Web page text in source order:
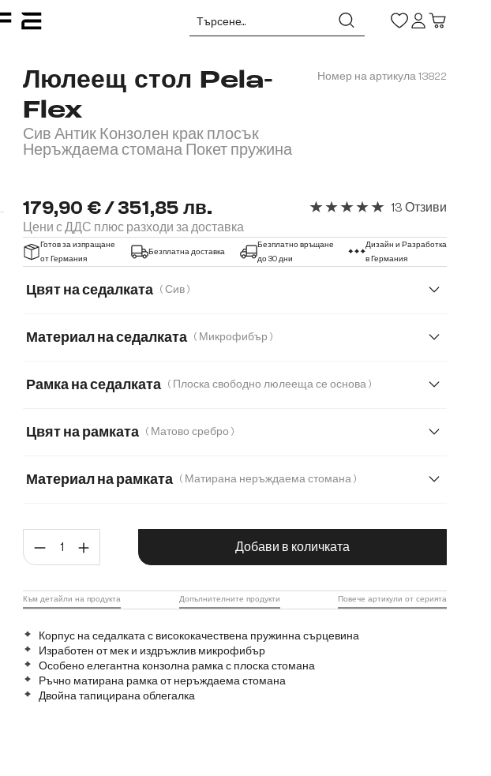
Люлеещ стол Pela-
Flex
Сив Антик Конзолен крак плосък
Неръждаема стомана Покет пружина
Номер на артикула13822
179,90 € / 351,85 лв.
Цени с ДДС плюс разходи за доставка
13 Отзиви
Готов за изпращане
от Германия
Безплатна доставка
Безплатно връщане
до 30 дни
Дизайн и Разработка
в Германия
Цвят на седалката ( Сив )
Материал на седалката ( Микрофибър )
Рамка на седалката ( Плоска свободно люлееща се основа )
Цвят на рамката ( Матово сребро )
Материал на рамката ( Матирана неръждаема стомана )
Графитена неръждаема стомана Дъб Дърво
Количество на продукта: Въведете
Добави в количката
Корпус на седалката с висококачествена пружинна сърцевина
Изработен от мек и издръжлив микрофибър
Особено елегантна конзолна рамка с плоска стомана
Ръчно матирана рамка от неръждаема стомана
Двойна тапицирана облегалка
Към детайли на продукта Допълнителните продукти Повече артикули от серията